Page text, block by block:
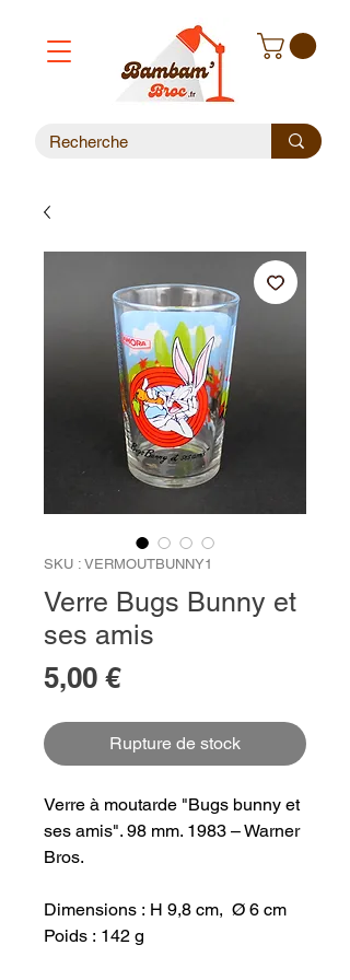
SKU : VERMOUTBUNNY1
Verre Bugs Bunny et
ses amis
5,00 €Prix
Rupture de stock
Verre à moutarde "Bugs bunny et
ses amis". 98 mm. 1983 – Warner
Bros.
Dimensions : H 9,8 cm, Ø 6 cm
Poids : 142 g